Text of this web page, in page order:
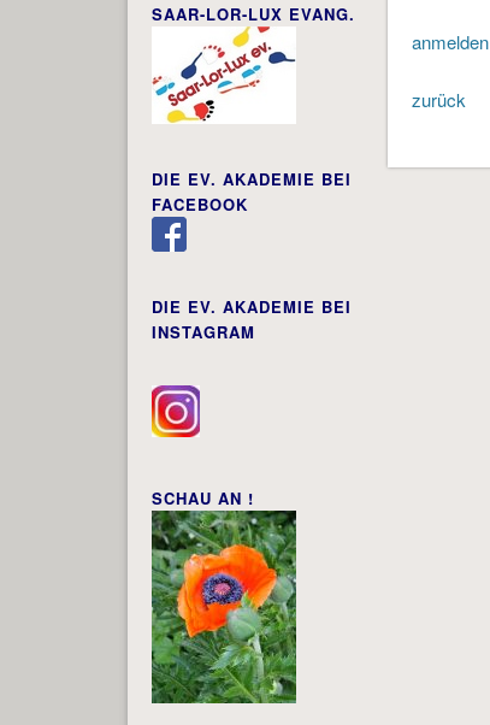
anmelden
zurück
SAAR-LOR-LUX EVANG.
DIE EV. AKADEMIE BEI
FACEBOOK
DIE EV. AKADEMIE BEI
INSTAGRAM
SCHAU AN !